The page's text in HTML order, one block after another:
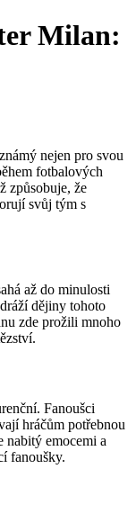
Milan:
nejen pro svou
fotbalových
způsobuje, že
svůj tým s
až do minulosti
dějiny tohoto
zde prožili mnoho
Fanoušci
hráčům potřebnou
nabitý emocemi a
fanoušky.